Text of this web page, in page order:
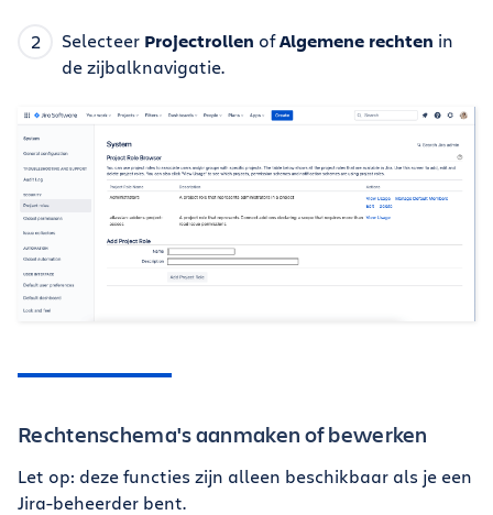
Selecteer Projectrollen ofAlgemene rechten in
de zijbalknavigatie.
Rechtenschema's aanmaken of bewerken
Let op: deze functies zijn alleen beschikbaar als je een
Jira-beheerder bent.